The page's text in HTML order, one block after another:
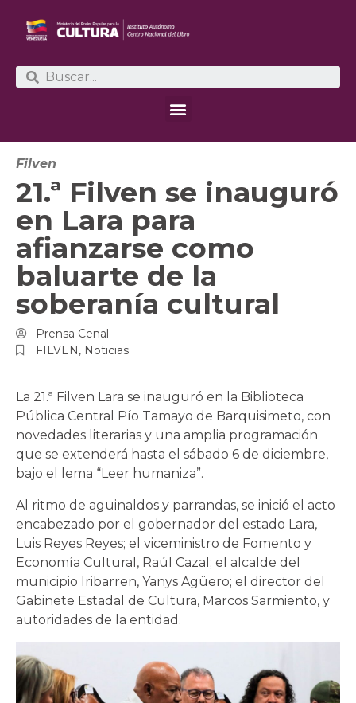
Filven
21.ª Filven se inauguró
en Lara para
afianzarse como
baluarte de la
soberanía cultural
Prensa Cenal
FILVEN , Noticias
La 21.ª Filven Lara se inauguró en la Biblioteca
Pública Central Pío Tamayo de Barquisimeto, con
novedades literarias y una amplia programación
que se extenderá hasta el sábado 6 de diciembre,
bajo el lema “Leer humaniza”.
Al ritmo de aguinaldos y parrandas, se inició el acto
encabezado por el gobernador del estado Lara,
Luis Reyes Reyes; el viceministro de Fomento y
Economía Cultural, Raúl Cazal; el alcalde del
municipio Iribarren, Yanys Agüero; el director del
Gabinete Estadal de Cultura, Marcos Sarmiento, y
autoridades de la entidad.